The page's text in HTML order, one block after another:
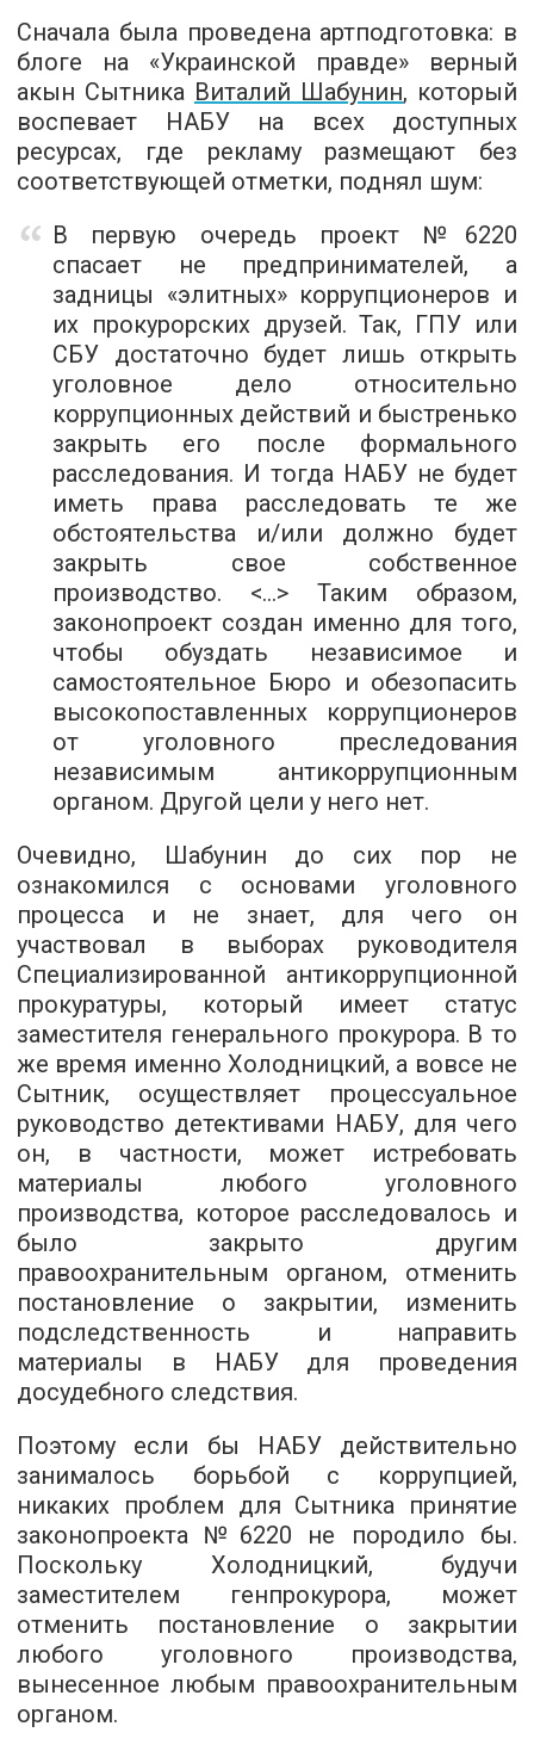
Сначала была проведена артподготовка: в
блоге на «Украинской правде» верный
акын Сытника Виталий Шабунин, который
воспевает НАБУ на всех доступных
ресурсах, где рекламу размещают без
соответствующей отметки, поднял шум:
В первую очередь проект №6220
спасает не предпринимателей, а
задницы «элитных» коррупционеров и
их прокурорских друзей. Так, ГПУ или
СБУ достаточно будет лишь открыть
уголовное дело относительно
коррупционных действий и быстренько
закрыть его после формального
расследования. И тогда НАБУ не будет
иметь права расследовать те же
обстоятельства и/или должно будет
закрыть свое собственное
производство. <...> Таким образом,
законопроект создан именно для того,
чтобы обуздать независимое и
самостоятельное Бюро и обезопасить
высокопоставленных коррупционеров
от уголовного преследования
независимым антикоррупционным
органом. Другой цели у него нет.
Очевидно, Шабунин до сих пор не
ознакомился с основами уголовного
процесса и не знает, для чего он
участвовал в выборах руководителя
Специализированной антикоррупционной
прокуратуры, который имеет статус
заместителя генерального прокурора. В то
же время именно Холодницкий, а вовсе не
Сытник, осуществляет процессуальное
руководство детективами НАБУ, для чего
он, в частности, может истребовать
материалы любого уголовного
производства, которое расследовалось и
было закрыто другим
правоохранительным органом, отменить
постановление о закрытии, изменить
подследственность и направить
материалы в НАБУ для проведения
досудебного следствия.
Поэтому если бы НАБУ действительно
занималось борьбой с коррупцией,
никаких проблем для Сытника принятие
законопроекта №6220 не породило бы.
Поскольку Холодницкий, будучи
заместителем генпрокурора, может
отменить постановление о закрытии
любого уголовного производства,
вынесенное любым правоохранительным
органом.